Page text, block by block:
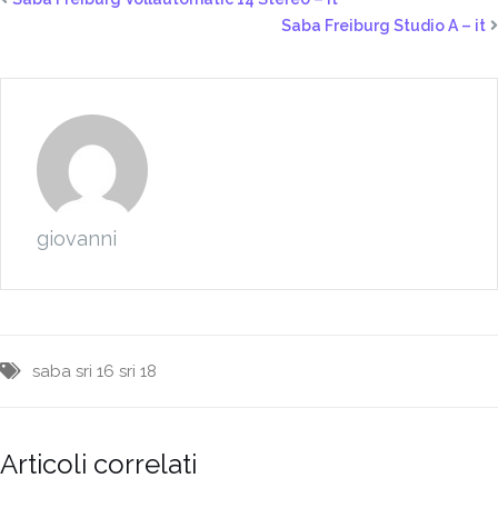
Saba Freiburg Studio A – it
giovanni
saba sri 16 sri 18
Articoli correlati